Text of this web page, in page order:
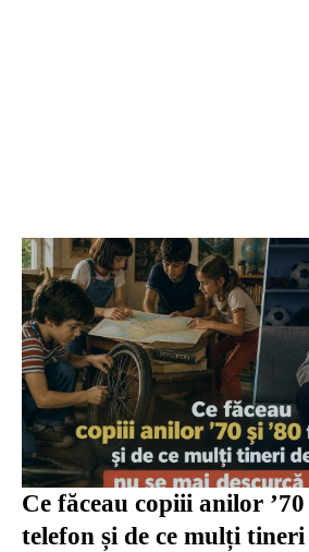
Ce făceau copiii anilor
telefon și de ce mulți